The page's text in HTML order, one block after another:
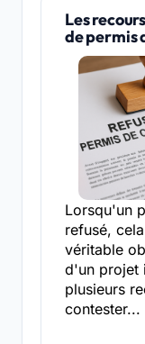
Les
de permis
Lorsqu'un
refusé,
véritable
d'un projet
plusieurs
contester...